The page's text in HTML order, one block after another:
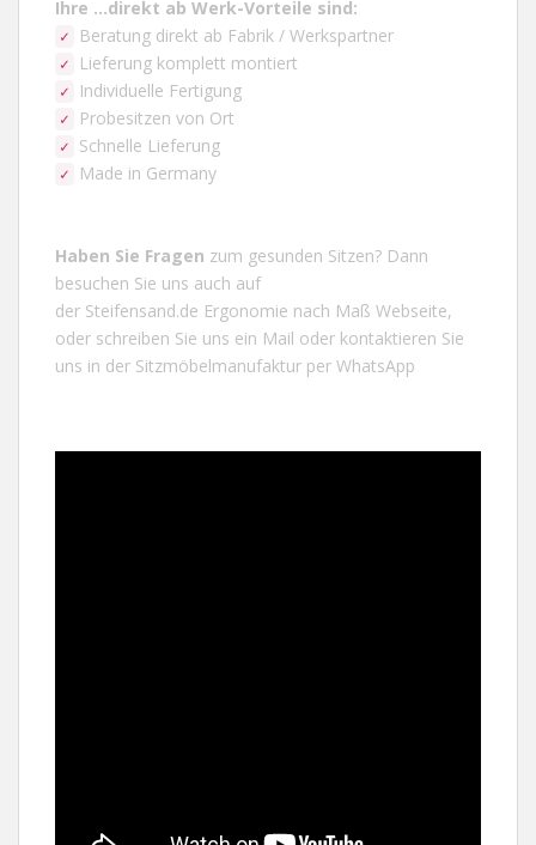
Ihre ...direkt ab Werk-Vorteile sind:
✓ Beratung direkt ab Fabrik / Werkspartner
✓ Lieferung komplett montiert
✓ Individuelle Fertigung
✓ Probesitzen von Ort
✓ Schnelle Lieferung
✓ Made in Germany
Haben Sie Fragen zum gesunden Sitzen? Dann
besuchen Sie uns auch auf
der Steifensand.de Ergonomie nach Maß Webseite,
oder schreiben Sie uns ein Mail oder kontaktieren Sie
uns in der Sitzmöbelmanufaktur per WhatsApp